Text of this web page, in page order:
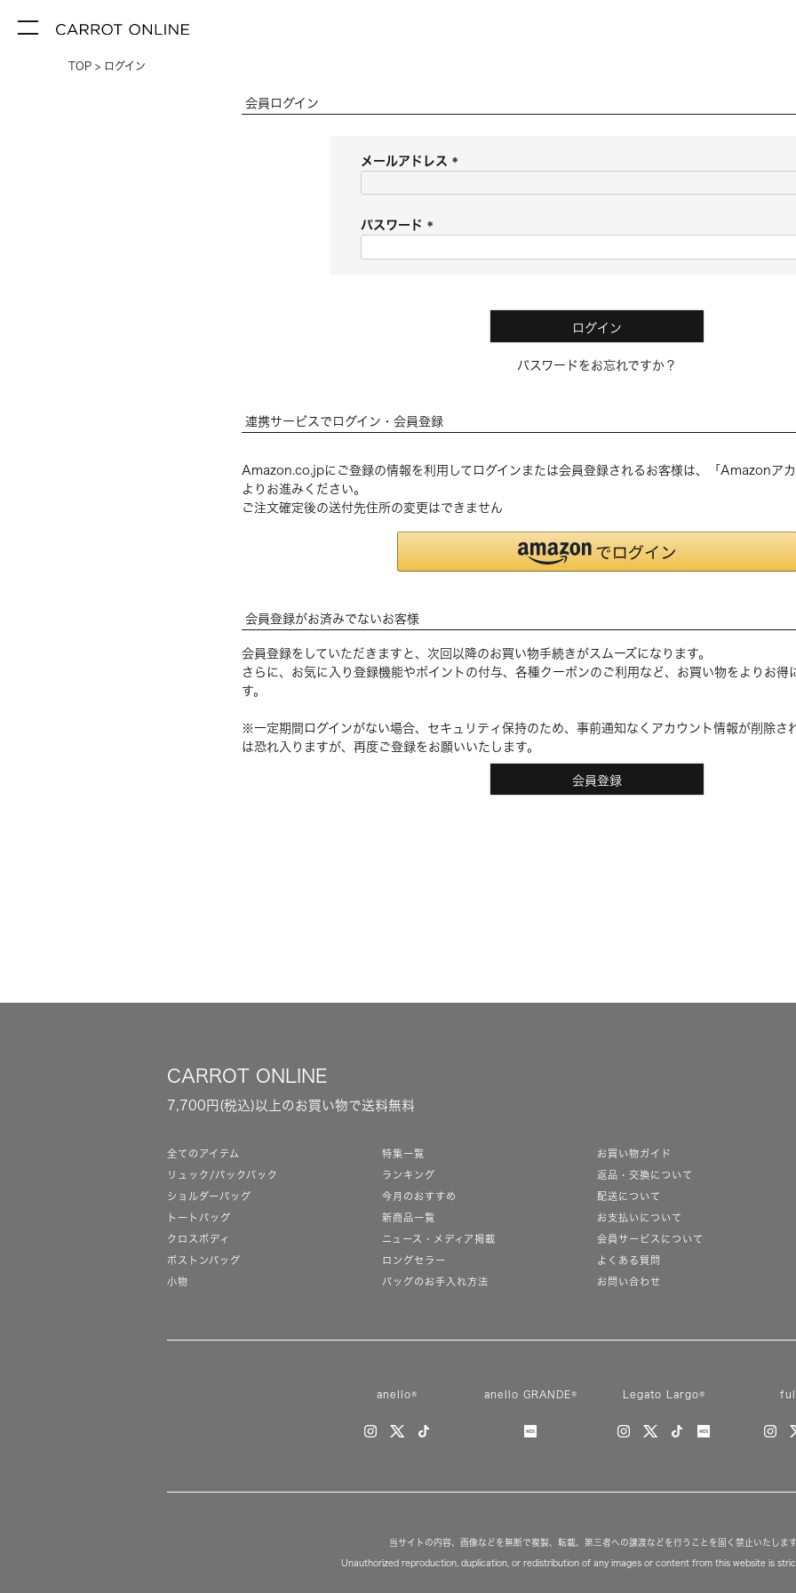
TOP ログイン
会員ログイン
メールアドレス
パスワード
ログイン
パスワードをお忘れですか？
連携サービスでログイン・会員登録
Amazon.co.jpにご登録の情報を利用してログインまたは会員登録されるお客様は、「Amazonア
よりお進みください。
ご注文確定後の送付先住所の変更はできません
会員登録がお済みでないお客様
会員登録をしていただきますと、次回以降のお買い物手続きがスムーズになります。
さらに、お気に入り登録機能やポイントの付与、各種クーポンのご利用など、お買い物をよりお得
す。
※一定期間ログインがない場合、セキュリティ保持のため、事前通知なくアカウント情報が削除さ
は恐れ入りますが、再度ご登録をお願いいたします。
会員登録
CARROT ONLINE
7,700円(税込)以上のお買い物で送料無料
全てのアイテム
リュック/バックパック
ショルダーバッグ
トートバッグ
クロスボディ
ボストンバッグ
小物
特集一覧
ランキング
今月のおすすめ
新商品一覧
ニュース・メディア掲載
ロングセラー
バッグのお手入れ方法
お買い物ガイド
返品・交換について
配送について
お支払いについて
会員サービスについて
よくある質問
お問い合わせ
anello® anello GRANDE® Legato Largo®
当サイトの内容、画像などを無断で複製、転載、第三者への譲渡などを行うことを固く禁止いたします
Unauthorized reproduction, duplication, or redistribution of any images or content from this website is